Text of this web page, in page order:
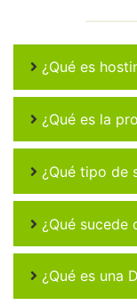
¿Qué es
¿Qué es la
¿Qué tipo de
¿Qué sucede
¿Qué es una